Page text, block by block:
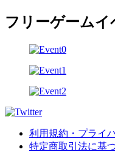
フリーゲームイ
利用規約・プライ
特定商取引法に基